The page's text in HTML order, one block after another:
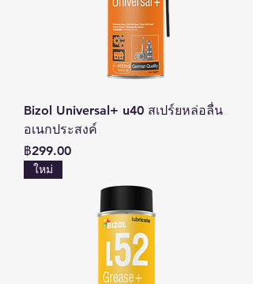
Bizol Universal+ u40 สเปร์ยหล่อลื่น
อเนกประสงค์
ราคา
฿299.00
ใหม่